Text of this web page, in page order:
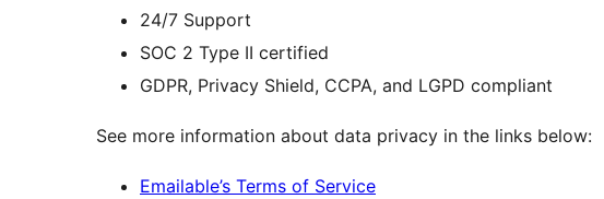
24/7 Support
SOC 2 Type II certified
GDPR, Privacy Shield, CCPA, and LGPD compliant
See more information about data privacy in the links below:
Emailable’s Terms of Service